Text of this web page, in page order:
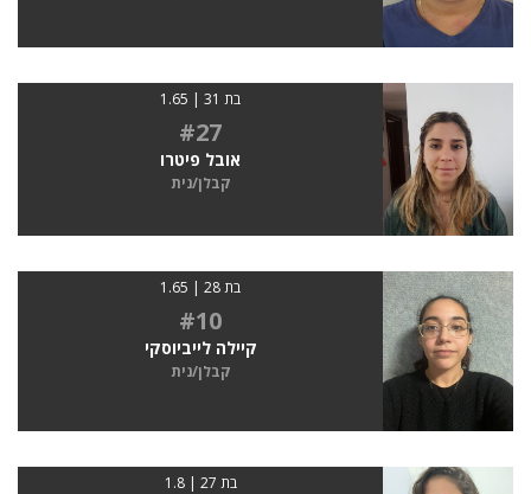
בת 31 | 1.65
#27
אובל פיטרו
קבלן/נית
בת 28 | 1.65
#10
קיילה לייביוסקי
קבלן/נית
בת 27 | 1.8